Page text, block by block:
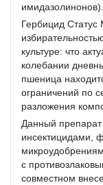
имидазолинонов).
Гербицид Статус
культуре: что
колебании
пшеница
ограничений по
разложения
Данный
инсектицидами,
с
совместном